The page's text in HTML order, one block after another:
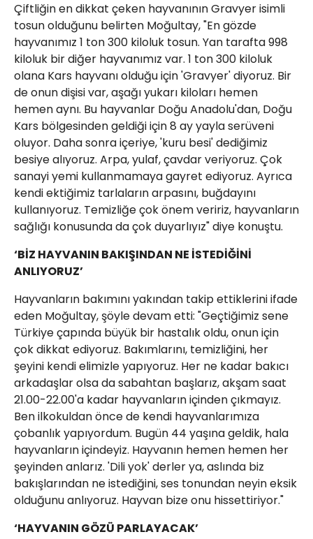
Çiftliğin en dikkat çeken hayvanının Gravyer isimli
tosun olduğunu belirten Moğultay, "En gözde
hayvanımız 1 ton 300 kiloluk tosun. Yan tarafta 998
kiloluk bir diğer hayvanımız var. 1 ton 300 kiloluk
olana Kars hayvanı olduğu için 'Gravyer' diyoruz. Bir
de onun dişisi var, aşağı yukarı kiloları hemen
hemen aynı. Bu hayvanlar Doğu Anadolu'dan, Doğu
Kars bölgesinden geldiği için 8 ay yayla serüveni
oluyor. Daha sonra içeriye, 'kuru besi' dediğimiz
besiye alıyoruz. Arpa, yulaf, çavdar veriyoruz. Çok
sanayi yemi kullanmamaya gayret ediyoruz. Ayrıca
kendi ektiğimiz tarlaların arpasını, buğdayını
kullanıyoruz. Temizliğe çok önem veririz, hayvanların
sağlığı konusunda da çok duyarlıyız" diye konuştu.
‘BİZ HAYVANIN BAKIŞINDAN NE İSTEDİĞİNİ
ANLIYORUZ’
Hayvanların bakımını yakından takip ettiklerini ifade
eden Moğultay, şöyle devam etti: "Geçtiğimiz sene
Türkiye çapında büyük bir hastalık oldu, onun için
çok dikkat ediyoruz. Bakımlarını, temizliğini, her
şeyini kendi elimizle yapıyoruz. Her ne kadar bakıcı
arkadaşlar olsa da sabahtan başlarız, akşam saat
21.00-22.00'a kadar hayvanların içinden çıkmayız.
Ben ilkokuldan önce de kendi hayvanlarımıza
çobanlık yapıyordum. Bugün 44 yaşına geldik, hala
hayvanların içindeyiz. Hayvanın hemen hemen her
şeyinden anlarız. 'Dili yok' derler ya, aslında biz
bakışlarından ne istediğini, ses tonundan neyin eksik
olduğunu anlıyoruz. Hayvan bize onu hissettiriyor."
‘HAYVANIN GÖZÜ PARLAYACAK’